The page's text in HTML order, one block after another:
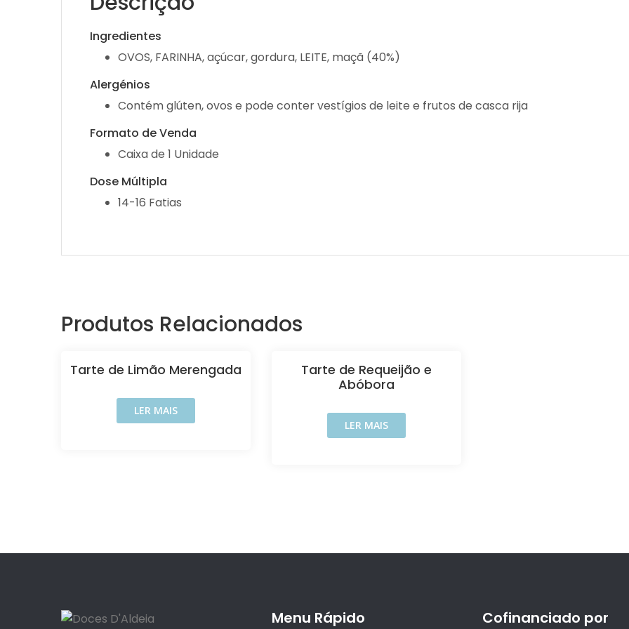
Ingredientes
OVOS, FARINHA, açúcar, gordura, LEITE, maçã (40%)
Alergénios
Contém glúten, ovos e pode conter vestígios de leite e frutos de casca rija
Formato de Venda
Caixa de 1 Unidade
Dose Múltipla
14-16 Fatias
Produtos Relacionados
Tarte de Limão Merengada
LER MAIS
Tarte de Requeijão e
Abóbora
LER MAIS
Menu Rápido Cofinanciado por